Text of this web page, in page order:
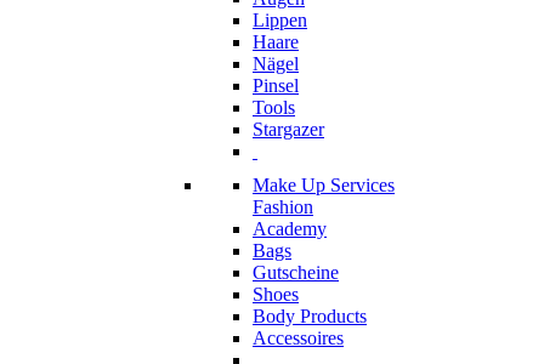
Lippen
Haare
Nägel
Pinsel
Tools
Stargazer
Make Up Services
Fashion
Academy
Bags
Gutscheine
Shoes
Body Products
Accessoires